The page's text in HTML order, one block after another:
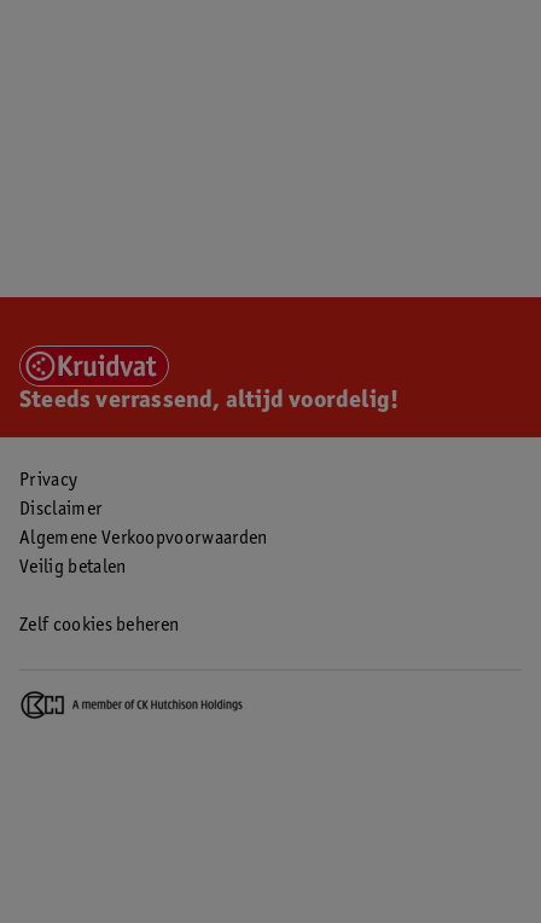
Steeds verrassend, altijd voordelig!
Privacy
Disclaimer
Algemene Verkoopvoorwaarden
Veilig betalen
Zelf cookies beheren